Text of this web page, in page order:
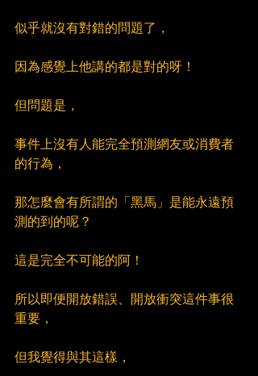
似乎就沒有對錯的問題了，
因為感覺上他講的都是對的呀！
但問題是，
事件上沒有人能完全預測網友或消費者
的行為，
那怎麼會有所謂的「黑馬」是能永遠預
測的到的呢？
這是完全不可能的阿！
所以即便開放錯誤、開放衝突這件事很
重要，
但我覺得與其這樣，